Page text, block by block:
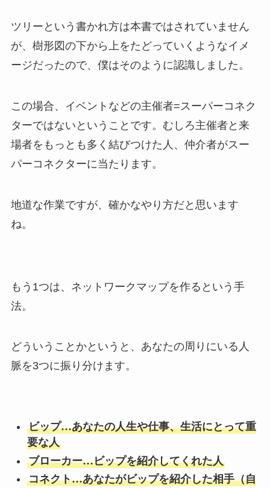
ツリーという書かれ方は本書ではされていません
が、樹形図の下から上をたどっていくようなイメ
ージだったので、僕はそのように認識しました。
この場合、イベントなどの主催者=スーパーコネク
ターではないということです。むしろ主催者と来
場者をもっとも多く結びつけた人、仲介者がスー
パーコネクターに当たります。
地道な作業ですが、確かなやり方だと思います
ね。
もう1つは、ネットワークマップを作るという手
法。
どういうことかというと、あなたの周りにいる人
脈を3つに振り分けます。
ビップ…あなたの人生や仕事、生活にとって重
要な人
ブローカー…ビップを紹介してくれた人
コネクト…あなたがビップを紹介した相手（自